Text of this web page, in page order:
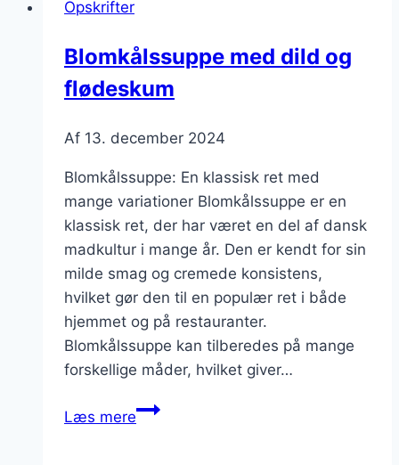
Opskrifter
Blomkålssuppe med dild og
flødeskum
Af 13. december 2024
Blomkålssuppe: En klassisk ret med
mange variationer Blomkålssuppe er en
klassisk ret, der har været en del af dansk
madkultur i mange år. Den er kendt for sin
milde smag og cremede konsistens,
hvilket gør den til en populær ret i både
hjemmet og på restauranter.
Blomkålssuppe kan tilberedes på mange
forskellige måder, hvilket giver…
Læs mereBlomkålssuppe